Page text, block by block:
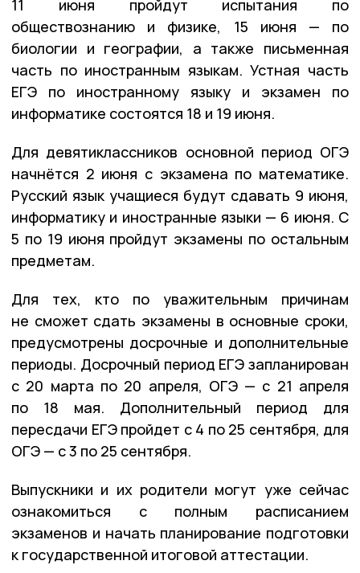
11 июня пройдут испытания по
обществознанию и физике, 15 июня — по
биологии и географии, а также письменная
часть по иностранным языкам. Устная часть
ЕГЭ по иностранному языку и экзамен по
информатике состоятся 18 и 19 июня.
Для девятиклассников основной период ОГЭ
начнётся 2 июня с экзамена по математике.
Русский язык учащиеся будут сдавать 9 июня,
информатику и иностранные языки — 6 июня. С
5 по 19 июня пройдут экзамены по остальным
предметам.
Для тех, кто по уважительным причинам
не сможет сдать экзамены в основные сроки,
предусмотрены досрочные и дополнительные
периоды. Досрочный период ЕГЭ запланирован
с 20 марта по 20 апреля, ОГЭ — с 21 апреля
по 18 мая. Дополнительный период для
пересдачи ЕГЭ пройдет с 4 по 25 сентября, для
ОГЭ — с 3 по 25 сентября.
Выпускники и их родители могут уже сейчас
ознакомиться с полным расписанием
экзаменов и начать планирование подготовки
к государственной итоговой аттестации.